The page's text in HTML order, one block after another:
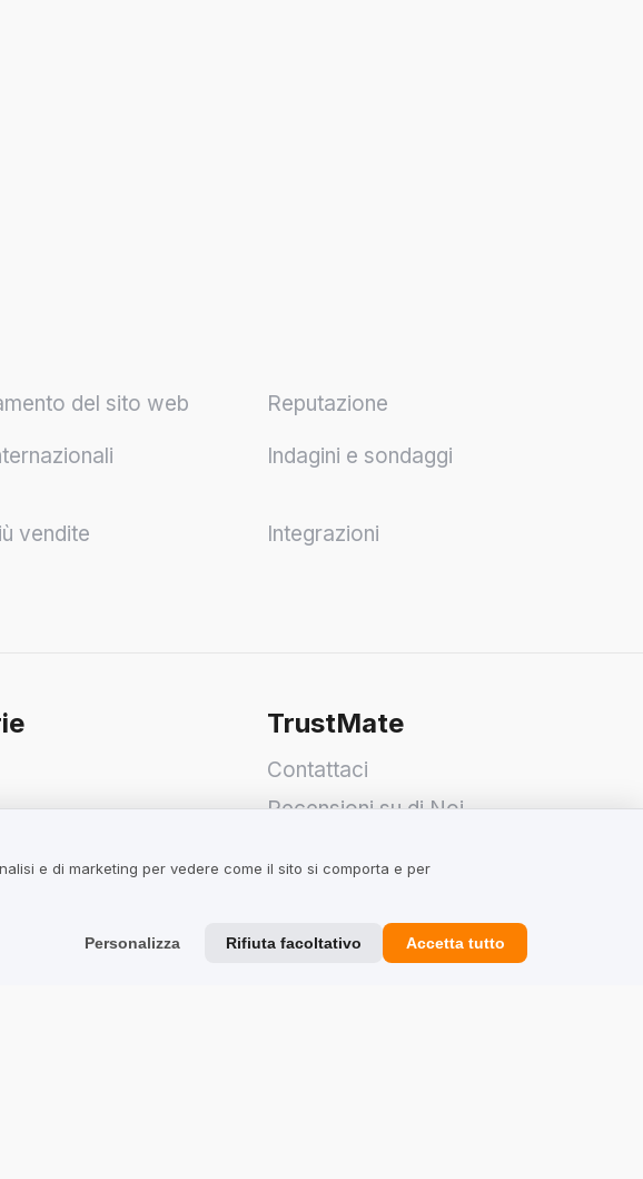
del sito web Reputazione
Indagini e sondaggi
vendite Integrazioni
TrustMate
Contattaci
Recensioni su di Noi
e di marketing per vedere come il sito si comporta e per
Personalizza
Rifiuta facoltativo Accetta tutto